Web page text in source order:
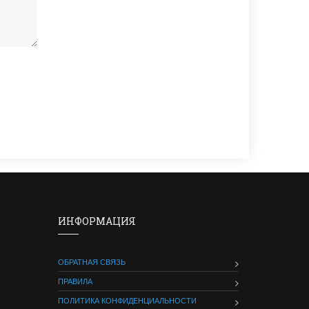
ИНФОРМАЦИЯ
ОБРАТНАЯ СВЯЗЬ
ПРАВИЛА
ПОЛИТИКА КОНФИДЕНЦИАЛЬНОСТИ